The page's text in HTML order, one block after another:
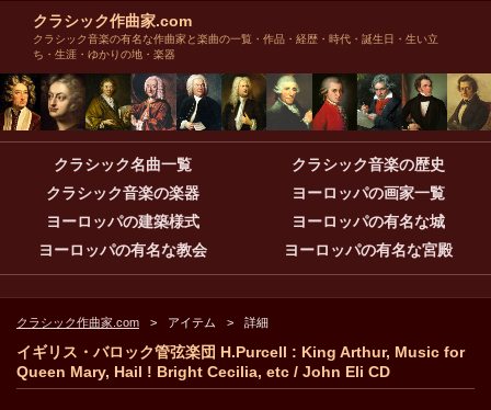
クラシック作曲家.com
クラシック音楽の有名な作曲家と楽曲の一覧・作品・経歴・時代・誕生日・生い立
ち・生涯・ゆかりの地・楽器
クラシック名曲一覧
クラシック音楽の歴史
クラシック音楽の楽器
ヨーロッパの画家一覧
ヨーロッパの建築様式
ヨーロッパの有名な城
ヨーロッパの有名な教会
ヨーロッパの有名な宮殿
クラシック作曲家.com アイテム 詳細
イギリス・バロック管弦楽団 H.Purcell : King Arthur, Music for
Queen Mary, Hail ! Bright Cecilia, etc / John Eli CD